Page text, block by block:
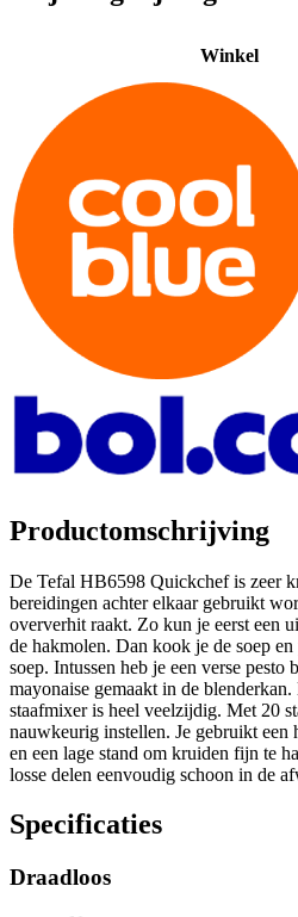
Winkel
Productomschrijving
De Tefal HB6598 Quickchef is zeer
bereidingen achter elkaar gebruikt
oververhit raakt. Zo kun je eerst een
de hakmolen. Dan kook je de soep
soep. Intussen heb je een verse pesto
mayonaise gemaakt in de
staafmixer is heel veelzijdig. Met 20
nauwkeurig instellen. Je gebruikt een
en een lage stand om kruiden fijn te
losse delen eenvoudig schoon in de
Specificaties
Draadloos